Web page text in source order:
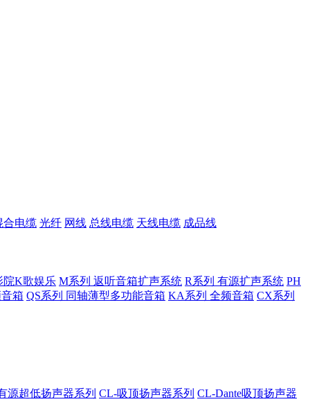
合电缆 光纤 网线 总线电缆 天线电缆 成品线
院K歌娱乐 M系列 返听音箱扩声系统 R系列 有源扩声系统 PH
箱 QS系列 同轴薄型多功能音箱 KA系列 全频音箱 CX系列
源超低扬声器系列 CL-吸顶扬声器系列 CL-Dante吸顶扬声器